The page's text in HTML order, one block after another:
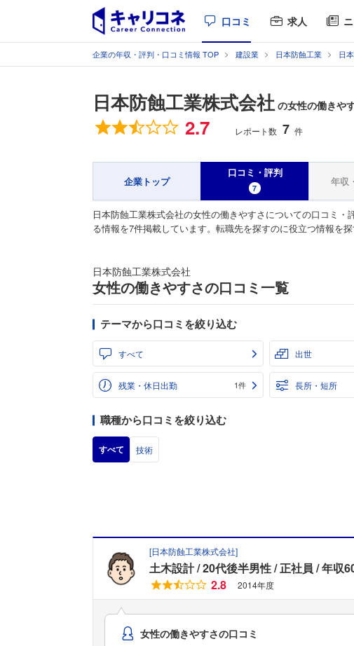
口コミ 求人
企業の年収・評判・口コミ情報 TOP 建設業 日本防蝕工業 日
日本防蝕工業株式会社 の女性の働きや
総合評価
2.7 レポート数 7 件
企業トップ
口コミ・評判
7
年収
日本防蝕工業株式会社の女性の働きやすさについての口コミ
る情報を7件掲載しています。転職先を探すのに役立つ情報を
日本防蝕工業株式会社
女性の働きやすさの口コミ一覧
テーマから口コミを絞り込む
すべて 出世
残業・休日出勤 1件 長所・短所
職種から口コミを絞り込む
すべて 技術
[日本防蝕工業株式会社]
土木設計 20代後半男性 正社員 年収
2.8
2014年度
女性の働きやすさの口コミ